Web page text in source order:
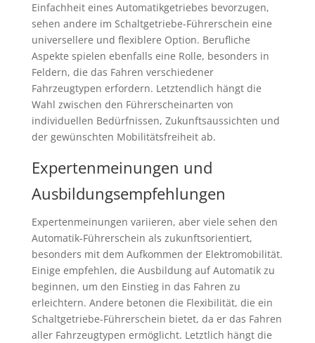
Einfachheit eines Automatikgetriebes bevorzugen,
sehen andere im Schaltgetriebe-Führerschein eine
universellere und flexiblere Option. Berufliche
Aspekte spielen ebenfalls eine Rolle, besonders in
Feldern, die das Fahren verschiedener
Fahrzeugtypen erfordern. Letztendlich hängt die
Wahl zwischen den Führerscheinarten von
individuellen Bedürfnissen, Zukunftsaussichten und
der gewünschten Mobilitätsfreiheit ab.
Expertenmeinungen und
Ausbildungsempfehlungen
Expertenmeinungen variieren, aber viele sehen den
Automatik-Führerschein als zukunftsorientiert,
besonders mit dem Aufkommen der Elektromobilität.
Einige empfehlen, die Ausbildung auf Automatik zu
beginnen, um den Einstieg in das Fahren zu
erleichtern. Andere betonen die Flexibilität, die ein
Schaltgetriebe-Führerschein bietet, da er das Fahren
aller Fahrzeugtypen ermöglicht. Letztlich hängt die